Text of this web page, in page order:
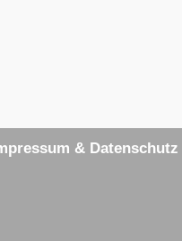
& Datenschutz